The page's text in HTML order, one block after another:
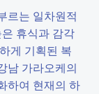
르는 일차원적
휴식과 감각
게 기획된 복
남 가라오케의
하여 현재의 하